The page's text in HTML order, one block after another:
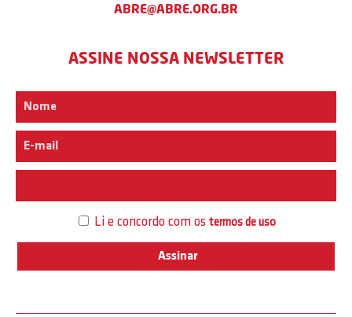
ABRE@ABRE.ORG.BR
ASSINE NOSSA NEWSLETTER
Li e concordo com os termos de uso